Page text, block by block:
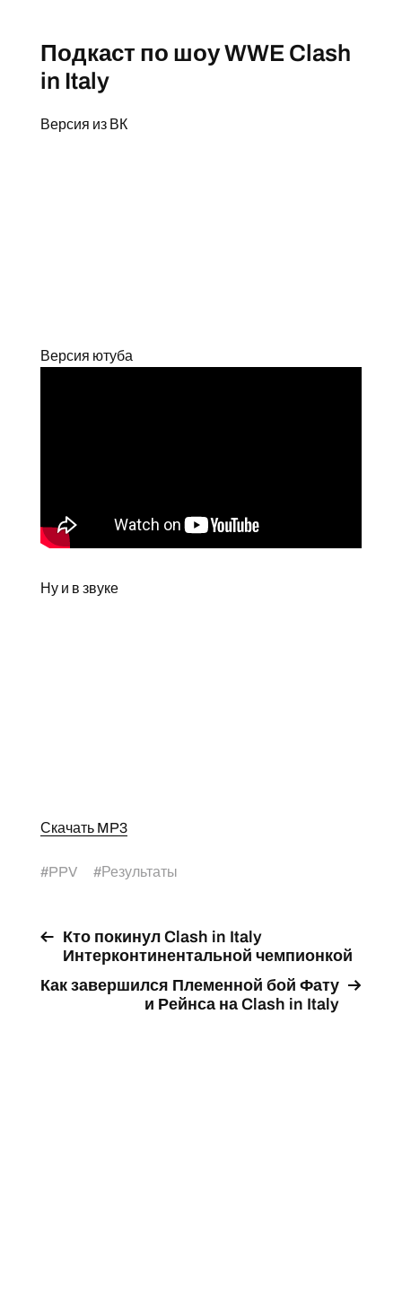
Подкаст по шоу WWE Clash
in Italy
Версия из ВК
Версия ютуба
Ну и в звуке
Скачать MP3
#PPV #Результаты
Кто покинул Clash in Italy
Интерконтинентальной чемпионкой
Как завершился Племенной бой Фату
и Рейнса на Clash in Italy